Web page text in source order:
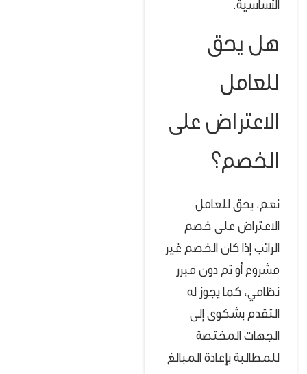
الأساسية.
هل يحق
للعامل
الاعتراض على
الخصم؟
نعم، يحق للعامل
الاعتراض على خصم
الراتب إذا كان الخصم غير
مشروع أو تم دون مبرر
نظامي، كما يجوز له
التقدم بشكوى إلى
الجهات المختصة
للمطالبة بإعادة المبالغ